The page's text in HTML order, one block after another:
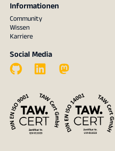
Informationen
Community
Wissen
Karriere
Social Media